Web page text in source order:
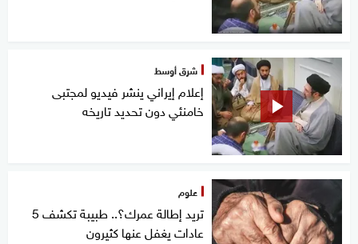
شرق أوسط
إعلام إيراني ينشر فيديو لمجتبى
خامنئي دون تحديد تاريخه
علوم
تريد إطالة عمرك؟.. طبيبة تكشف 5
عادات يغفل عنها كثيرون